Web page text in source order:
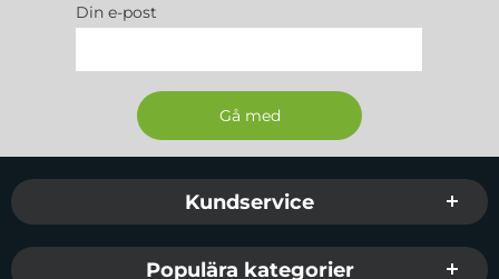
Din e-post
Sidfot Blandad info och länkar
Kundservice
Populära kategorier